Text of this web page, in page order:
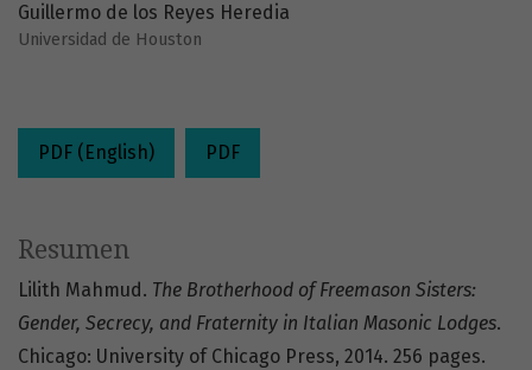
Guillermo de los Reyes Heredia
Universidad de Houston
PDF (English) PDF
Resumen
Lilith Mahmud. The Brotherhood of Freemason Sisters:
Gender, Secrecy, and Fraternity in Italian Masonic Lodges.
Chicago: University of Chicago Press, 2014. 256 pages.